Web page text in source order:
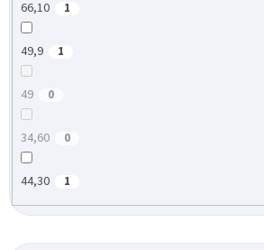
66,10 1
49,9 1
49 0
34,60 0
44,30 1